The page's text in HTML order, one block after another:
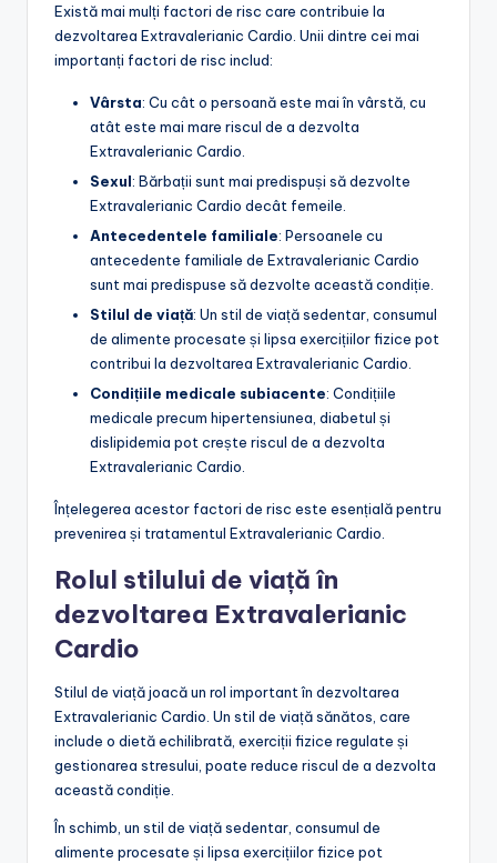
Există mai mulți factori de risc care contribuie la
dezvoltarea Extravalerianic Cardio. Unii dintre cei mai
importanți factori de risc includ:
Vârsta: Cu cât o persoană este mai în vârstă, cu
atât este mai mare riscul de a dezvolta
Extravalerianic Cardio.
Sexul: Bărbații sunt mai predispuși să dezvolte
Extravalerianic Cardio decât femeile.
Antecedentele familiale: Persoanele cu
antecedente familiale de Extravalerianic Cardio
sunt mai predispuse să dezvolte această condiție.
Stilul de viață: Un stil de viață sedentar, consumul
de alimente procesate și lipsa exercițiilor fizice pot
contribui la dezvoltarea Extravalerianic Cardio.
Condițiile medicale subiacente: Condițiile
medicale precum hipertensiunea, diabetul și
dislipidemia pot crește riscul de a dezvolta
Extravalerianic Cardio.
Înțelegerea acestor factori de risc este esențială pentru
prevenirea și tratamentul Extravalerianic Cardio.
Rolul stilului de viață în
dezvoltarea Extravalerianic
Cardio
Stilul de viață joacă un rol important în dezvoltarea
Extravalerianic Cardio. Un stil de viață sănătos, care
include o dietă echilibrată, exerciții fizice regulate și
gestionarea stresului, poate reduce riscul de a dezvolta
această condiție.
În schimb, un stil de viață sedentar, consumul de
alimente procesate și lipsa exercițiilor fizice pot